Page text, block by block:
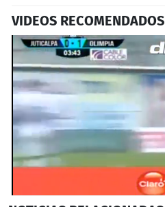
VIDEOS RECOMENDADOS